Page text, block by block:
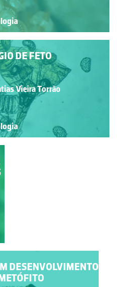
DE FETO
Vieira Torrão
DESENVOLVIMENTO